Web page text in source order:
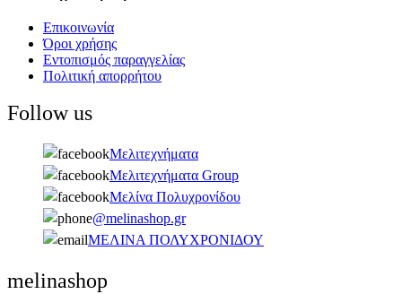
Επικοινωνία
Όροι χρήσης
Εντοπισμός παραγγελίας
Πολιτική απορρήτου
Follow us
Μελιτεχνήματα
Μελιτεχνήματα Group
Μελίνα Πολυχρονίδου
@melinashop.gr
ΜΕΛΙΝΑ ΠΟΛΥΧΡΟΝΙΔΟΥ
melinashop